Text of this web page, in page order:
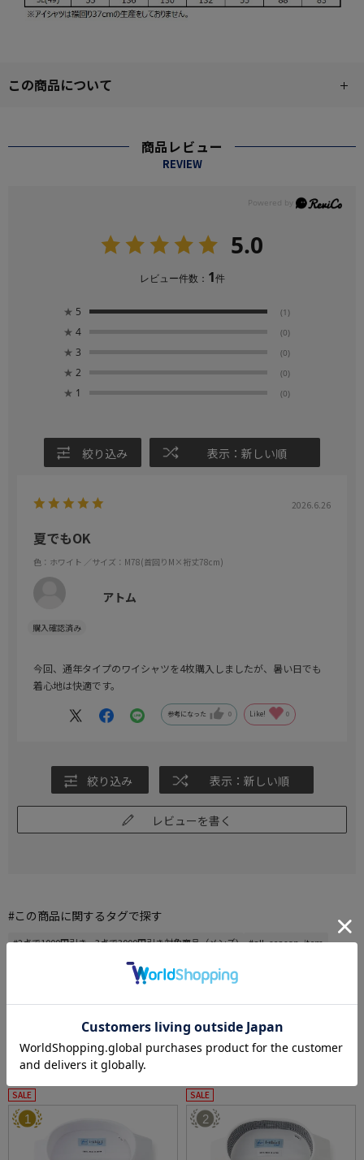
この商品について
商品レビュー
REVIEW
5.0
レビュー件数： 1件
★ 5 (1)
★ 4 (0)
★ 3 (0)
★ 2 (0)
★ 1 (0)
絞り込み 表示：新しい順
2026.6.26
夏でもOK
色：ホワイト ／サイズ：M78(首回りM×裄丈78cm)
アトム
今回、通年タイプのワイシャツを4枚購入しましたが、暑い日でも
着心地は快適です。
参考になった 0 Like! 0
絞り込み 表示：新しい順
レビューを書く
#この商品に関するタグで探す
#2点で1000円引き、3点で3000円引き対象商品（メンズ)
#all_season_item
#summerbusiness26
※クリックするとタグに関連した商品が表示されます。
長袖ワイシャツ売れ筋ランキング
SALE
1
SALE
2